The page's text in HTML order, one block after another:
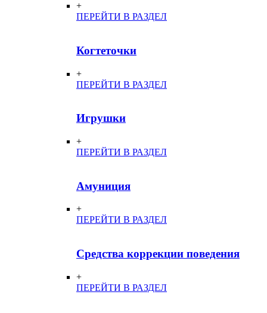
+
ПЕРЕЙТИ В РАЗДЕЛ
Когтеточки
+
ПЕРЕЙТИ В РАЗДЕЛ
Игрушки
+
ПЕРЕЙТИ В РАЗДЕЛ
Амуниция
+
ПЕРЕЙТИ В РАЗДЕЛ
Средства коррекции поведения
+
ПЕРЕЙТИ В РАЗДЕЛ